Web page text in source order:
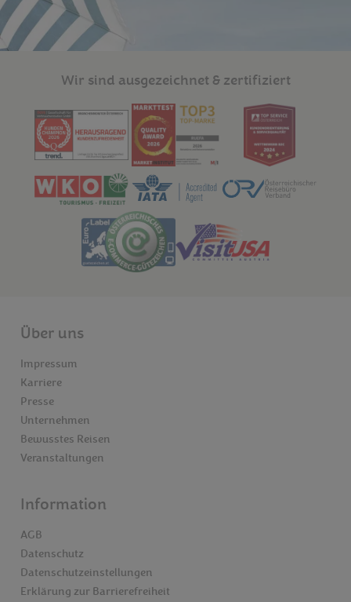
Wir sind ausgezeichnet & zertifiziert
Über uns
Impressum
Karriere
Presse
Unternehmen
Bewusstes Reisen
Veranstaltungen
Information
AGB
Datenschutz
Datenschutzeinstellungen
Erklärung zur Barrierefreiheit